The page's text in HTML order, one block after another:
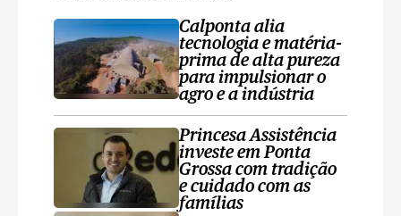
Calponta alia
tecnologia e matéria-
prima de alta pureza
para impulsionar o
agro e a indústria
Princesa Assistência
investe em Ponta
Grossa com tradição
e cuidado com as
famílias